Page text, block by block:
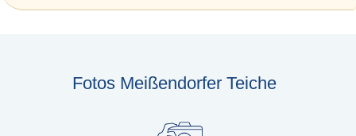
Fotos Meißendorfer Teiche